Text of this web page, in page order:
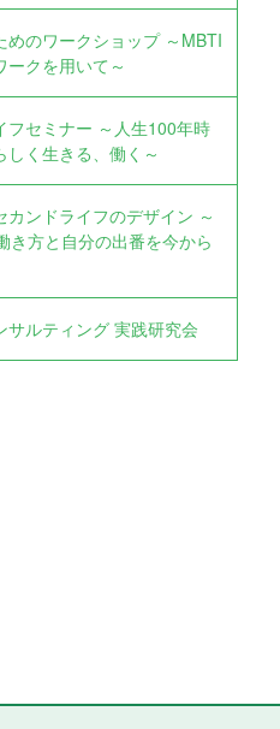
めのワークショップ ～MBTI
ークを用いて～
フセミナー ～人生100年時
しく生きる、働く～
カンドライフのデザイン ～
き方と自分の出番を今から
サルティング 実践研究会